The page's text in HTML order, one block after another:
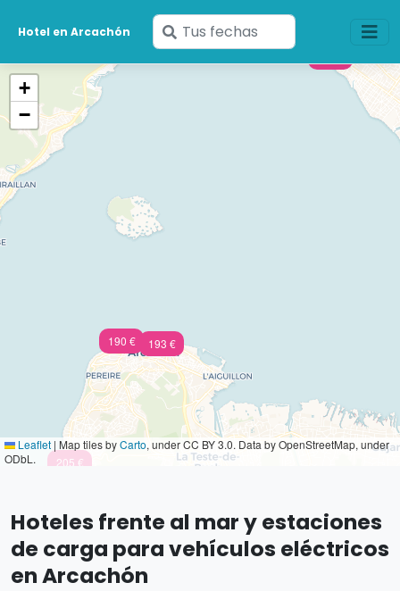
Hotel en Arcachón
Ingresa
tus
193 €
205 €
190 €
+
−
Leaflet | Map tiles byCarto, under CC BY 3.0. Data by OpenStreetMap, under
ODbL.
Hoteles frente al mar y estaciones
de carga para vehículos eléctricos
en Arcachón